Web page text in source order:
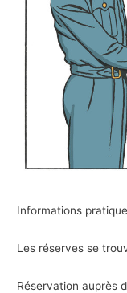
Informations
Les réserves se
Réservation auprès